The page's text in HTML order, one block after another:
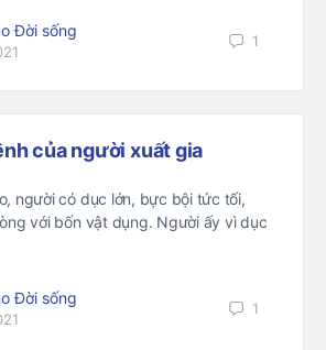
Đời sống
1
của người xuất gia
người có dục lớn, bực bội tức tối,
với bốn vật dụng. Người ấy vì dục
Đời sống
1